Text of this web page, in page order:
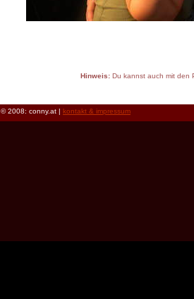
Hinweis:Du kannst auch mit den
© 2008: conny.at | kontakt & impressum